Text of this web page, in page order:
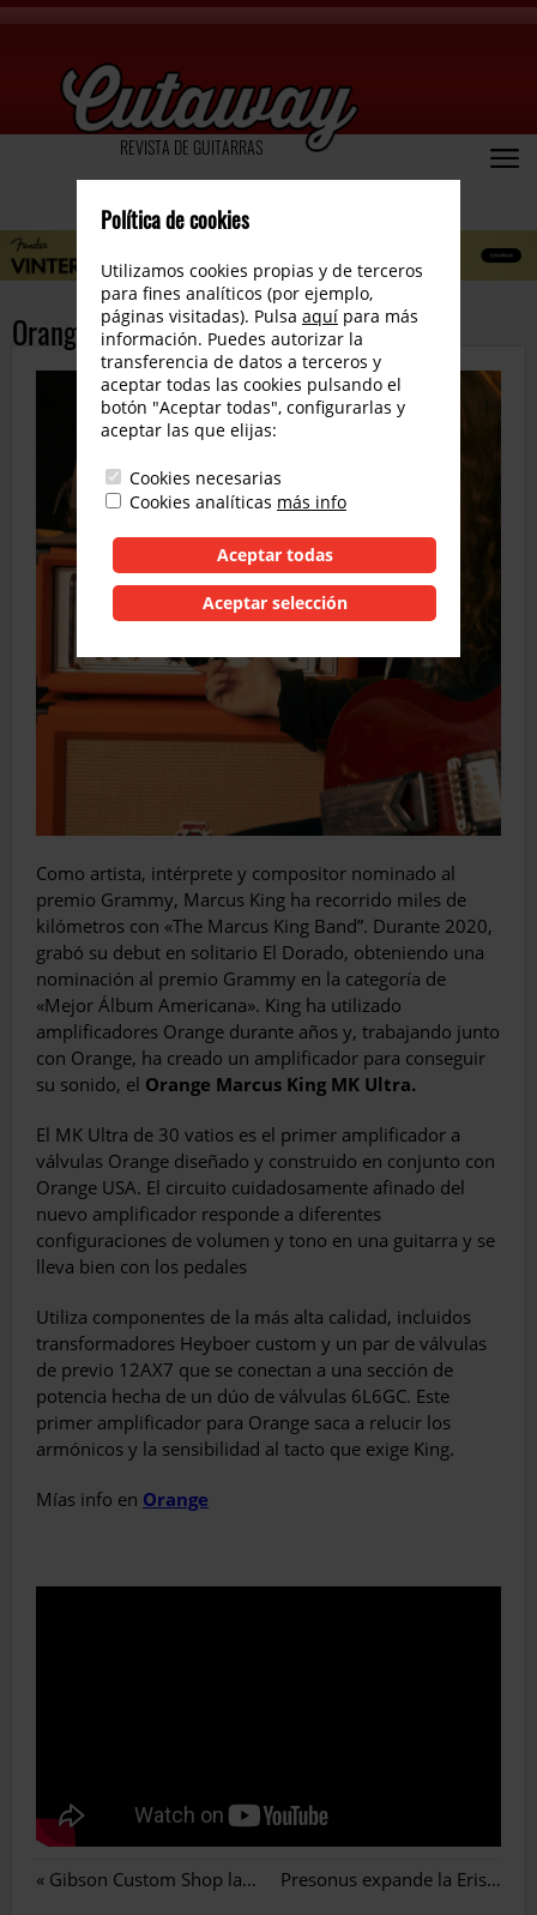
REVISTA DE GUITARRAS
Orange lanza el Marcus King MK Ultra
Como artista, intérprete y compositor nominado al
premio Grammy, Marcus King ha recorrido miles de
kilómetros con «The Marcus King Band”. Durante 2020,
grabó su debut en solitario El Dorado, obteniendo una
nominación al premio Grammy en la categoría de
«Mejor Álbum Americana». King ha utilizado
amplificadores Orange durante años y, trabajando junto
con Orange, ha creado un amplificador para conseguir
su sonido, el Orange Marcus King MK Ultra.
El MK Ultra de 30 vatios es el primer amplificador a
válvulas Orange diseñado y construido en conjunto con
Orange USA. El circuito cuidadosamente afinado del
nuevo amplificador responde a diferentes
configuraciones de volumen y tono en una guitarra y se
lleva bien con los pedales
Utiliza componentes de la más alta calidad, incluidos
transformadores Heyboer custom y un par de válvulas
de previo 12AX7 que se conectan a una sección de
potencia hecha de un dúo de válvulas 6L6GC. Este
primer amplificador para Orange saca a relucir los
armónicos y la sensibilidad al tacto que exige King.
Mías info en Orange
« Gibson Custom Shop lanza la Sergio Vallín 1955 Les Paul Presonus expande la Eris Monitor Series
Política de cookies
Utilizamos cookies propias y de terceros
para fines analíticos (por ejemplo,
páginas visitadas). Pulsa aquí para más
información. Puedes autorizar la
transferencia de datos a terceros y
aceptar todas las cookies pulsando el
botón "Aceptar todas", configurarlas y
aceptar las que elijas:
Cookies necesarias
Cookies analíticas más info
Aceptar todas
Aceptar selección